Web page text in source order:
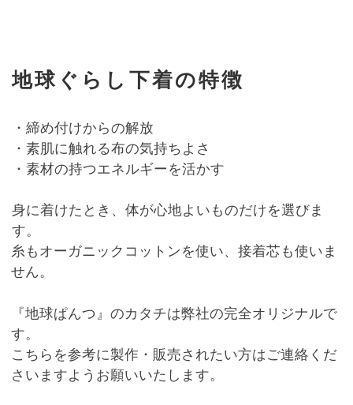
地球ぐらし下着の特徴
・締め付けからの解放
・素肌に触れる布の気持ちよさ
・素材の持つエネルギーを活かす
身に着けたとき、体が心地よいものだけを選びま
す。
糸もオーガニックコットンを使い、接着芯も使いま
せん。
『地球ぱんつ』のカタチは弊社の完全オリジナルで
す。
こちらを参考に製作・販売されたい方はご連絡くだ
さいますようお願いいたします。